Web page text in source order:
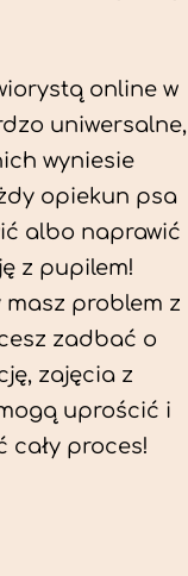
online w
uniwersalne,
wyniesie
opiekun psa
albo naprawić
z pupilem!
masz problem z
zadbać o
zajęcia z
uprościć i
cały proces!